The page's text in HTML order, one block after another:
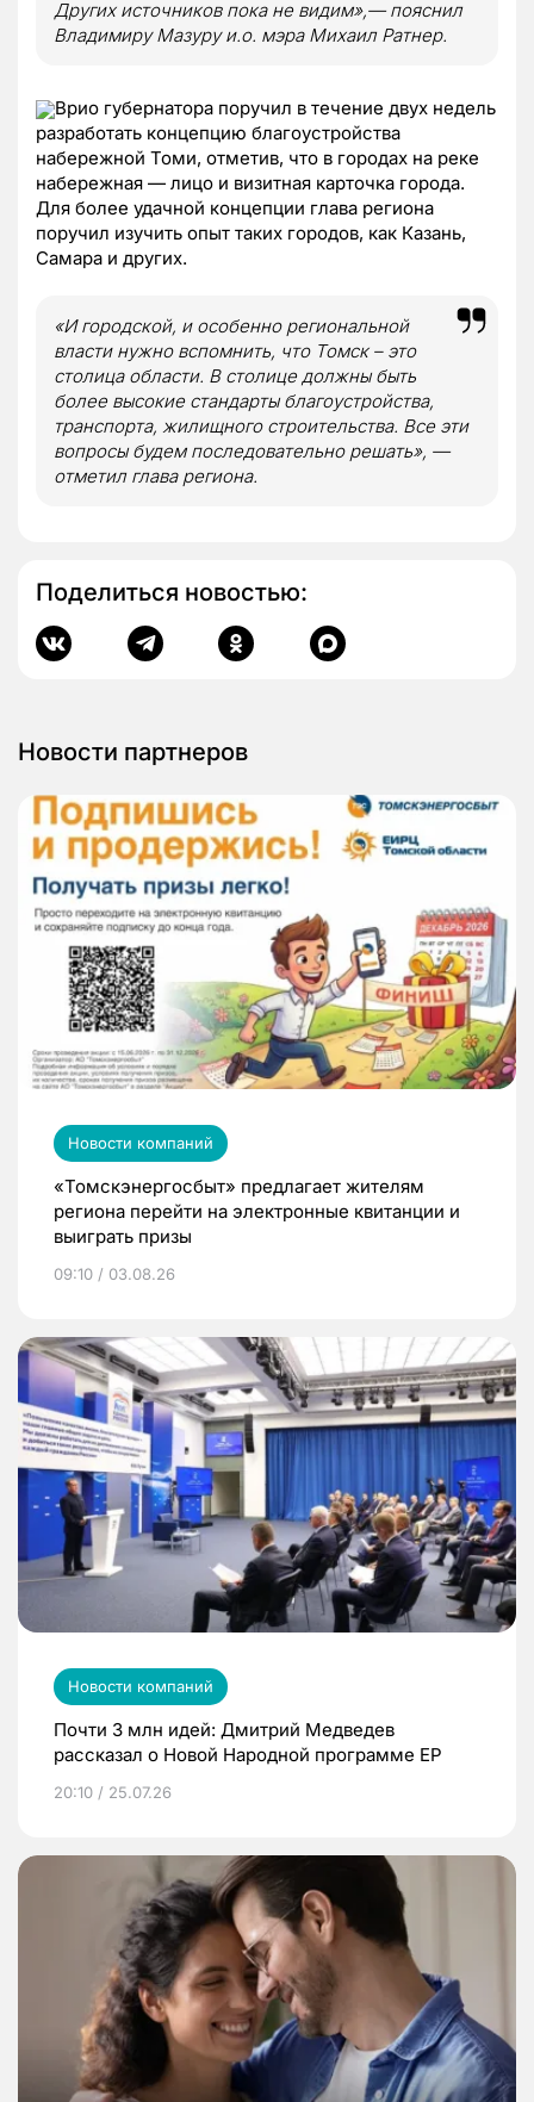
Других источников пока не видим»,— пояснил
Владимиру Мазуру и.о. мэра Михаил Ратнер.
Врио губернатора поручил в течение двух недель
разработать концепцию благоустройства
набережной Томи, отметив, что в городах на реке
набережная — лицо и визитная карточка города.
Для более удачной концепции глава региона
поручил изучить опыт таких городов, как Казань,
Самара и других.
«И городской, и особенно региональной
власти нужно вспомнить, что Томск – это
столица области. В столице должны быть
более высокие стандарты благоустройства,
транспорта, жилищного строительства. Все эти
вопросы будем последовательно решать», —
отметил глава региона.
Поделиться новостью:
Новости партнеров
Новости компаний
«Томскэнергосбыт» предлагает жителям
региона перейти на электронные квитанции и
выиграть призы
09:10 / 03.08.26
Новости компаний
Почти 3 млн идей: Дмитрий Медведев
рассказал о Новой Народной программе ЕР
20:10 / 25.07.26